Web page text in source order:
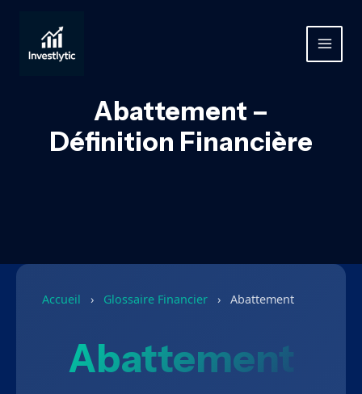
contenu
MAIN
Abattement –
Définition Financière
Accueil › Glossaire Financier › Abattement
Abattement